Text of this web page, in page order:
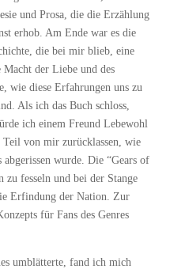
und Prosa, die die Erzählung
erhob. Am Ende war es die
die bei mir blieb, eine
der Liebe und des
wie diese Erfahrungen uns zu
Als ich das Buch schloss,
ich einem Freund Lebewohl
Teil von mir zurücklassen, wie
abgerissen wurde. Die “Gears of
zu fesseln und bei der Stange
Erfindung der Nation. Zur
für Fans des Genres
umblätterte, fand ich mich